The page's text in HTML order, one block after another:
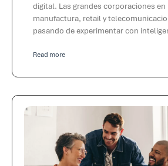
digital. Las grandes corporaciones en
manufactura, retail y
pasando de experimentar con
Read more